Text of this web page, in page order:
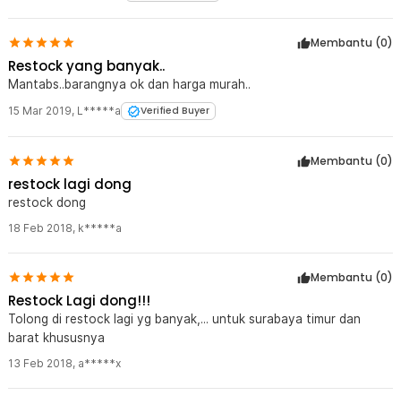
hitungan detik, sehingga Anda tidak akan kehilangan momen
penting hanya karena terlalu lama menyiapkan peralatan di lokasi
syuting.
Kelengkapan Produk
Rincian yang Anda dapatkan untuk pembelian produk ini:
1 x Z-One Magic Super Bar Clamp Clip Aksesoris Kamera DSLR
Function Magic Clamp ini, selain saya pakai sebagai spare... juga
LightStand Taffstudio 1.8meter
Membantu (0)
Restock yang banyak..
Mantabs..barangnya ok dan harga murah..
15 Mar 2019, L*****a Verified Buyer
Membantu (0)
restock lagi dong
restock dong
18 Feb 2018, k*****a
Membantu (0)
Restock Lagi dong!!!
Tolong di restock lagi yg banyak,... untuk surabaya timur dan
barat khususnya
13 Feb 2018, a*****x